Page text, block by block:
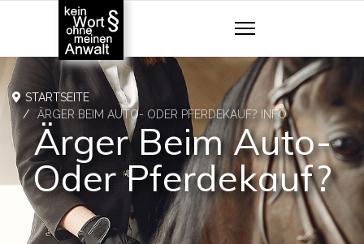
STARTSEITE
ÄRGER BEIM AUTO- ODER PFERDEKAUF? INFO
Ärger Beim Auto-
Oder Pferdekauf?